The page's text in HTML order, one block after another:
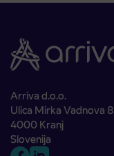
Arriva d.o.o.
Ulica Mirka Vadnova 8
4000 Kranj
Slovenija